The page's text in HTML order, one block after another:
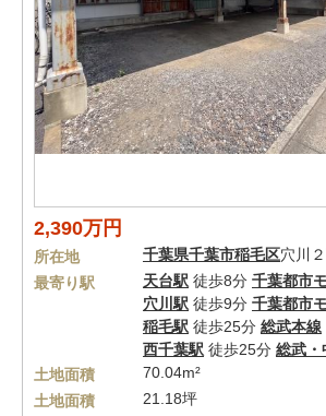
2,390万円
所在地 千葉県千葉市稲毛区穴川
最寄り駅
天台駅 徒歩8分 千葉都市
穴川駅 徒歩9分 千葉都市
稲毛駅 徒歩25分 総武本線
西千葉駅 徒歩25分 総武・
土地面積
70.04m²
土地面積
21.18坪